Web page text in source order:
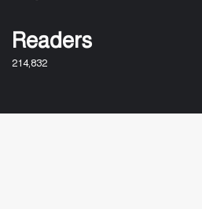
Readers
214,832